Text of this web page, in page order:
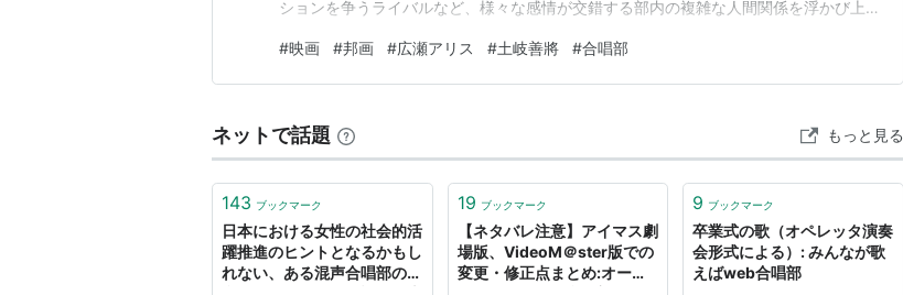
ションを争うライバルなど、様々な感情が交錯する部内の複雑な人間関係を浮かび上が
分からない。 bookcites.hatenadiary.com やがて部員たちの周囲で不穏なことが起こ
り始め…
#映画 #邦画 #広瀬アリス #土岐善將 #合唱部
ネットで話題 もっと見る
143 ブックマーク
日本における女性の社会的活
躍推進のヒントとなるかもし
れない、ある混声合唱部の強
19 ブックマーク
【ネタバレ注意】アイマス劇
場版、VideoM＠ster版での
変更・修正点まとめ:オーシ
9 ブックマーク
卒業式の歌（オペレッタ演奏
会形式による）: みんなが歌
えばweb合唱部